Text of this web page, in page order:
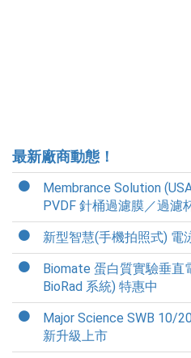
最新廠商動態！
Membrance Solution
PVDF 針桶過濾膜／過濾
新型智慧(手機拍照式) 電
Biomate 蛋白質實驗垂直
BioRad 系統) 特惠中
Major Science SWB 10/
新升級上市